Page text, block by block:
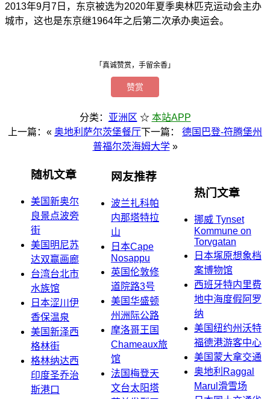
2013年9月7日，东京被选为2020年夏季奥林匹克运动会主办
城市，这也是东京继1964年之后第二次承办奥运会。
「真诚赞赏，手留余香」
赞赏
分类： 亚洲区 ☆ 本站APP
上一篇：« 奥地利萨尔茨堡餐厅下一篇： 德国巴登-符腾堡州
普福尔茨海姆大学»
随机文章
美国新奥尔
良景点波旁
街
美国明尼苏
达双赢画廊
台湾台北市
水族馆
日本涩川伊
香保温泉
美国新泽西
格林街
格林纳达西
印度圣乔治
斯港口
网友推荐
波兰扎科帕
内那塔特拉
山
日本Cape
Nosappu
英国伦敦修
道院路3号
美国华盛顿
州洲际公路
摩洛哥王国
Chameaux旅
馆
法国梅登天
文台太阳塔
热门文章
挪威 Tynset
Kommune on
Torvgatan
日本塚原想象档
案博物馆
西班牙特内里费
地中海度假阿罗
纳
美国纽约州沃特
福德港游客中心
美国蒙大拿交通
奥地利Raggal
Marul滑雪场